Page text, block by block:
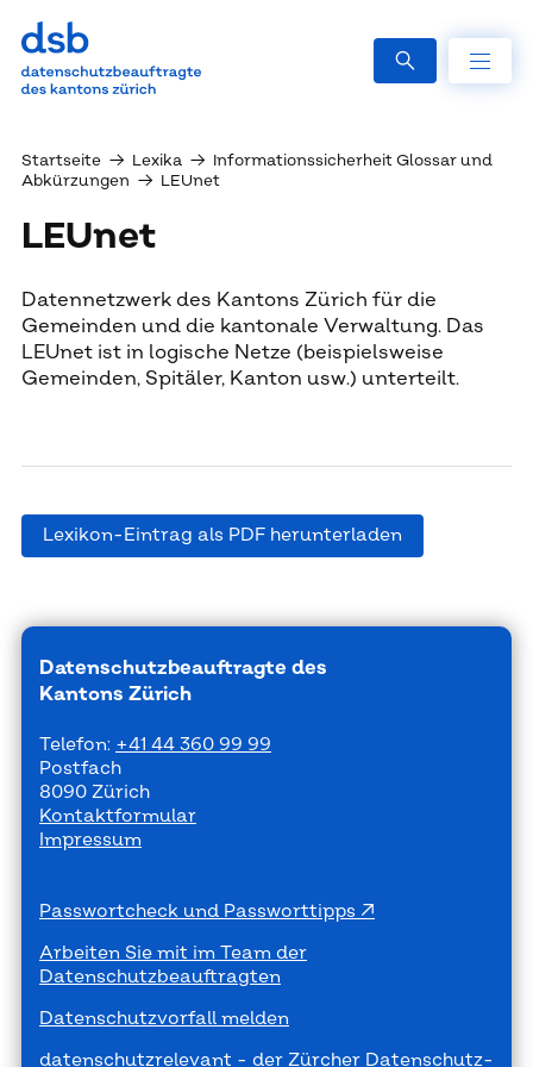
Startseite → Lexika → Informationssicherheit Glossar und
Abkürzungen → LEUnet
LEUnet
Datennetzwerk des Kantons Zürich für die
Gemeinden und die kantonale Verwaltung. Das
LEUnet ist in logische Netze (beispielsweise
Gemeinden, Spitäler, Kanton usw.) unterteilt.
Lexikon-Eintrag als PDF herunterladen
Datenschutzbeauftragte des
Kantons Zürich
Telefon: +41 44 360 99 99
Postfach
8090 Zürich
Kontaktformular
Impressum
Passwortcheck und Passworttipps
Arbeiten Sie mit im Team der
Datenschutzbeauftragten
Datenschutzvorfall melden
datenschutzrelevant - der Zürcher Datenschutz-